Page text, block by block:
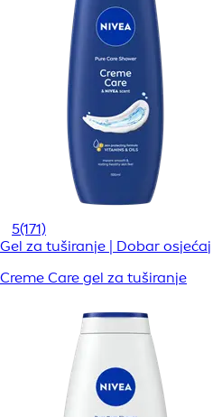
5(171)
Gel za tuširanje | Dobar osjećaj
Creme Care gel za tuširanje